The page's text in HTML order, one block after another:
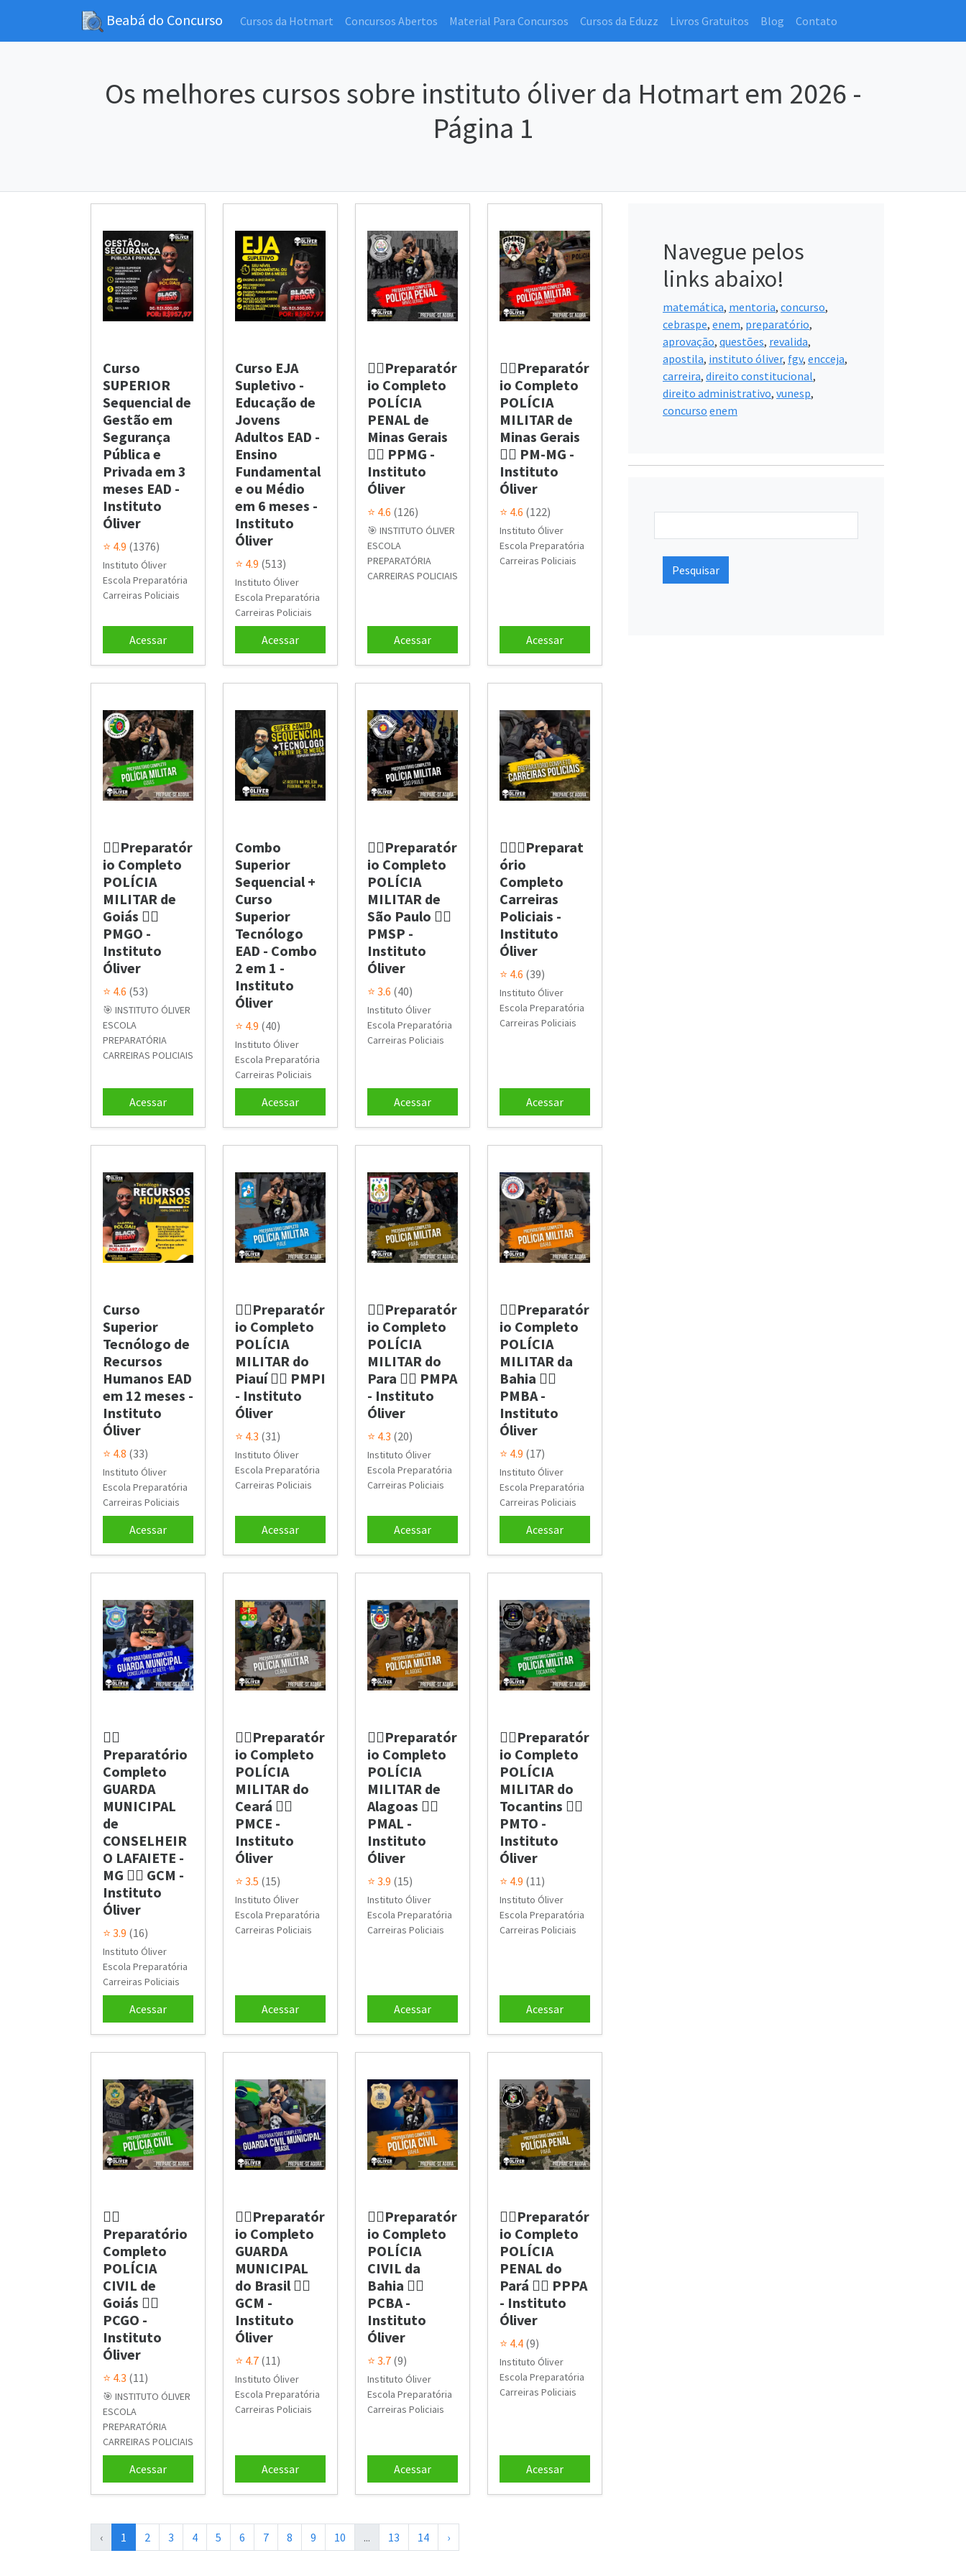
Beabá do Concurso Cursos da Hotmart Concursos Abertos Material Para Concursos Cursos da Eduzz Livros Gratuitos Blog Contato
Os melhores cursos sobre instituto óliver da Hotmart em 2026 -
Página 1
Curso
SUPERIOR
Sequencial de
Gestão em
Segurança
Pública e
Privada em 3
meses EAD -
Instituto
Óliver
⭐ 4.9 (1376)
Instituto Óliver
Escola Preparatória
Carreiras Policiais
Acessar
Curso EJA
Supletivo -
Educação de
Jovens
Adultos EAD -
Ensino
Fundamental
e ou Médio
em 6 meses -
Instituto
Óliver
⭐ 4.9 (513)
Instituto Óliver
Escola Preparatória
Carreiras Policiais
Acessar
👮‍♂️Preparatór
io Completo
POLÍCIA
PENAL de
Minas Gerais
👮‍♂️ PPMG -
Instituto
Óliver
⭐ 4.6 (126)
🎯 INSTITUTO ÓLIVER
ESCOLA
PREPARATÓRIA
CARREIRAS POLICIAIS
Acessar
👮‍♂️Preparatór
io Completo
POLÍCIA
MILITAR de
Minas Gerais
👮‍♂️ PM-MG -
Instituto
Óliver
⭐ 4.6 (122)
Instituto Óliver
Escola Preparatória
Carreiras Policiais
Acessar
👮‍♂️Preparatór
io Completo
POLÍCIA
MILITAR de
Goiás 👮‍♂️
PMGO -
Instituto
Óliver
⭐ 4.6 (53)
🎯 INSTITUTO ÓLIVER
ESCOLA
PREPARATÓRIA
CARREIRAS POLICIAIS
Acessar
Combo
Superior
Sequencial +
Curso
Superior
Tecnólogo
EAD - Combo
2 em 1 -
Instituto
Óliver
⭐ 4.9 (40)
Instituto Óliver
Escola Preparatória
Carreiras Policiais
Acessar
👮‍♂️Preparatór
io Completo
POLÍCIA
MILITAR de
São Paulo 👮‍♂️
PMSP -
Instituto
Óliver
⭐ 3.6 (40)
Instituto Óliver
Escola Preparatória
Carreiras Policiais
Acessar
👮🏼‍♂Preparat
ório
Completo
Carreiras
Policiais -
Instituto
Óliver
⭐ 4.6 (39)
Instituto Óliver
Escola Preparatória
Carreiras Policiais
Acessar
Curso
Superior
Tecnólogo de
Recursos
Humanos EAD
em 12 meses -
Instituto
Óliver
⭐ 4.8 (33)
Instituto Óliver
Escola Preparatória
Carreiras Policiais
Acessar
👮‍♂️Preparatór
io Completo
POLÍCIA
MILITAR do
Piauí 👮‍♂️ PMPI
- Instituto
Óliver
⭐ 4.3 (31)
Instituto Óliver
Escola Preparatória
Carreiras Policiais
Acessar
👮‍♂️Preparatór
io Completo
POLÍCIA
MILITAR do
Para 👮‍♂️ PMPA
- Instituto
Óliver
⭐ 4.3 (20)
Instituto Óliver
Escola Preparatória
Carreiras Policiais
Acessar
👮‍♂️Preparatór
io Completo
POLÍCIA
MILITAR da
Bahia 👮‍♂️
PMBA -
Instituto
Óliver
⭐ 4.9 (17)
Instituto Óliver
Escola Preparatória
Carreiras Policiais
Acessar
👮‍♂️
Preparatório
Completo
GUARDA
MUNICIPAL
de
CONSELHEIR
O LAFAIETE -
MG 👮‍♂️ GCM -
Instituto
Óliver
⭐ 3.9 (16)
Instituto Óliver
Escola Preparatória
Carreiras Policiais
Acessar
👮‍♂️Preparatór
io Completo
POLÍCIA
MILITAR do
Ceará 👮‍♂️
PMCE -
Instituto
Óliver
⭐ 3.5 (15)
Instituto Óliver
Escola Preparatória
Carreiras Policiais
Acessar
👮‍♂️Preparatór
io Completo
POLÍCIA
MILITAR de
Alagoas 👮‍♂️
PMAL -
Instituto
Óliver
⭐ 3.9 (15)
Instituto Óliver
Escola Preparatória
Carreiras Policiais
Acessar
👮‍♂️Preparatór
io Completo
POLÍCIA
MILITAR do
Tocantins 👮‍♂️
PMTO -
Instituto
Óliver
⭐ 4.9 (11)
Instituto Óliver
Escola Preparatória
Carreiras Policiais
Acessar
👮‍♂️
Preparatório
Completo
POLÍCIA
CIVIL de
Goiás 👮‍♂️
PCGO -
Instituto
Óliver
⭐ 4.3 (11)
🎯 INSTITUTO ÓLIVER
ESCOLA
PREPARATÓRIA
CARREIRAS POLICIAIS
Acessar
👮‍♂️Preparatór
io Completo
GUARDA
MUNICIPAL
do Brasil 👮‍♂️
GCM -
Instituto
Óliver
⭐ 4.7 (11)
Instituto Óliver
Escola Preparatória
Carreiras Policiais
Acessar
👮‍♂️Preparatór
io Completo
POLÍCIA
CIVIL da
Bahia 👮‍♂️
PCBA -
Instituto
Óliver
⭐ 3.7 (9)
Instituto Óliver
Escola Preparatória
Carreiras Policiais
Acessar
👮‍♂️Preparatór
io Completo
POLÍCIA
PENAL do
Pará 👮‍♂️ PPPA
- Instituto
Óliver
⭐ 4.4 (9)
Instituto Óliver
Escola Preparatória
Carreiras Policiais
Acessar
‹ 1 2 3 4 5 6 7 8 9 10 ... 13 14 ›
Navegue pelos
links abaixo!
matemática, mentoria, concurso,
cebraspe, enem, preparatório,
aprovação, questões, revalida,
apostila, instituto óliver, fgv, encceja,
carreira, direito constitucional,
direito administrativo, vunesp,
concurso enem
Pesquisar